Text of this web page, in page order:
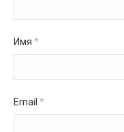
Имя *
Email *